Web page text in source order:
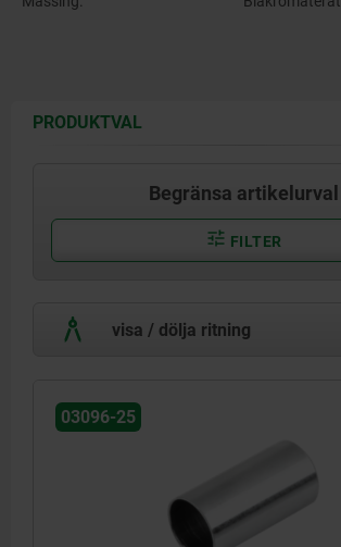
PRODUKTVAL
Begränsa artikelurval
FILTER
visa / dölja ritning
03096-25